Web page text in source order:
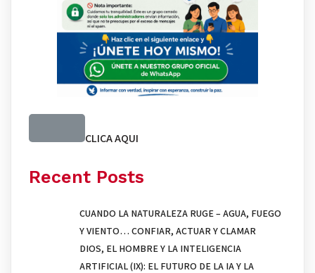
CLICA AQUI
Recent Posts
CUANDO LA NATURALEZA RUGE – AGUA, FUEGO
Y VIENTO… CONFIAR, ACTUAR Y CLAMAR
DIOS, EL HOMBRE Y LA INTELIGENCIA
ARTIFICIAL (IX): EL FUTURO DE LA IA Y LA